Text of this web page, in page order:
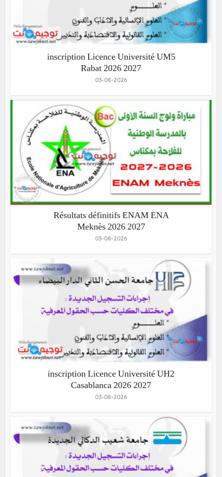
inscription Licence Université UM5
Rabat 2026 2027
03-08-2026
Résultats définitifs ENAM ENA
Meknès 2026 2027
03-08-2026
inscription Licence Université UH2
Casablanca 2026 2027
03-08-2026